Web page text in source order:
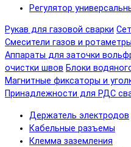
Регулятор
Рукав для газовой сварки
Смесители газов и ротаметры
Аппараты для заточки
очистки швов Блоки
Магнитные фиксаторы и
Принадлежности для РДС
Держатель электродов
Кабельные разъемы
Клемма заземления